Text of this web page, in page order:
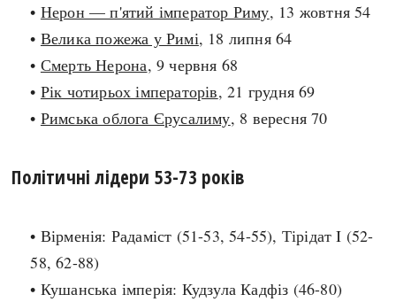
• Нерон — п'ятий імператор Риму, 13 жовтня 54
• Велика пожежа у Римі, 18 липня 64
• Смерть Нерона, 9 червня 68
• Рік чотирьох імператорів, 21 грудня 69
• Римська облога Єрусалиму, 8 вересня 70
Політичні лідери 53-73 років
• Вірменія: Радаміст (51-53, 54-55), Тірідат I (52-
58, 62-88)
• Кушанська імперія: Кудзула Кадфіз (46-80)